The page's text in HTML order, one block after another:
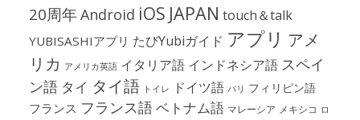
20周年Android iOS JAPAN touch＆talk
YUBISASHIアプリ たびYubiガイド アプリ アメ
リカ アメリカ英語 イタリア語 インドネシア語 スペイ
ン語 タイ タイ語 トイレ ドイツ語 パリ フィリピン語
フランス フランス語ベトナム語 マレーシア メキシコ ロ